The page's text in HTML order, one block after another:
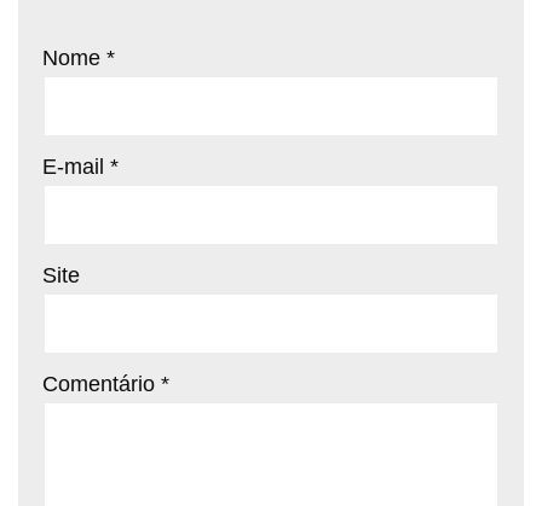
Nome *
E-mail *
Site
Comentário *